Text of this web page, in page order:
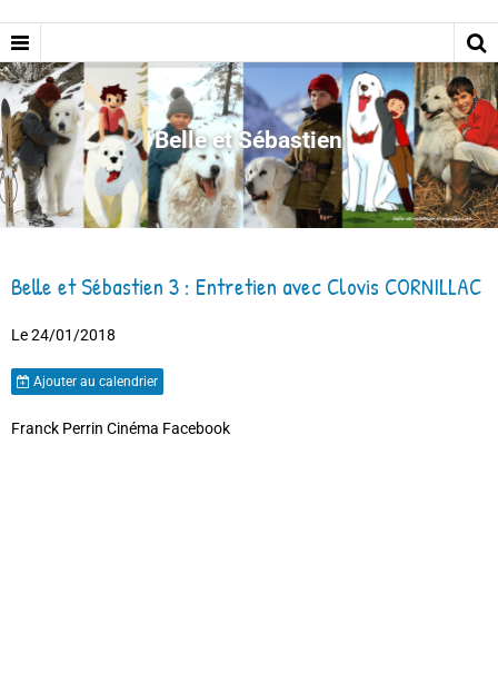
Belle et Sébastien
Belle et Sébastien 3 : Entretien avec Clovis CORNILLAC
Le 24/01/2018
Ajouter au calendrier
Franck Perrin Cinéma Facebook